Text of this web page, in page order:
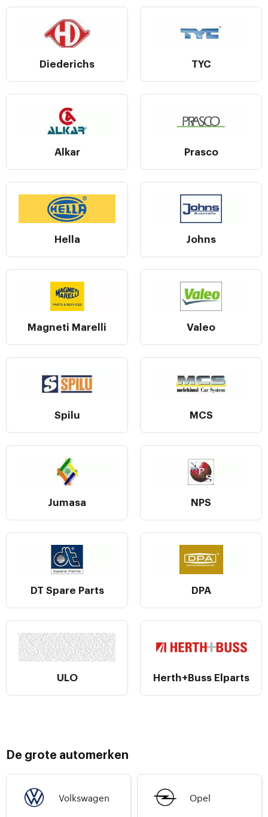
Diederichs TYC
Alkar Prasco
Hella Johns
Magneti Marelli Valeo
Spilu MCS
Jumasa NPS
DT Spare Parts DPA
ULO Herth+Buss Elparts
De grote automerken
Volkswagen Opel